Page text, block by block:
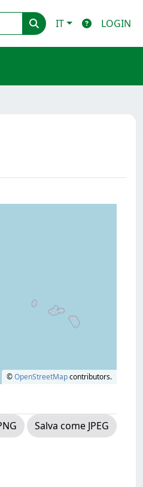
IT LOGIN
©OpenStreetMapcontributors.
Salva come JPEG